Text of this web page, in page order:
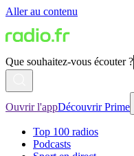
Aller au contenu
Que souhaitez-vous écouter ?
Ouvrir l'appDécouvrir Prime
Top 100 radios
Podcasts